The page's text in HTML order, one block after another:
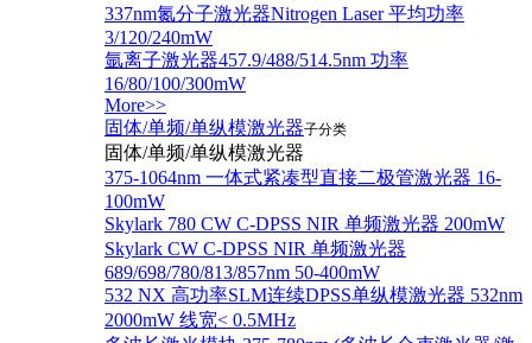
337nm氮分子激光器Nitrogen Laser 平均功率
3/120/240mW
氩离子激光器457.9/488/514.5nm 功率
16/80/100/300mW
More>>
固体/单频/单纵模激光器子分类
固体/单频/单纵模激光器
375-1064nm 一体式紧凑型直接二极管激光器 16-
100mW
Skylark 780 CW C-DPSS NIR 单频激光器 200mW
Skylark CW C-DPSS NIR 单频激光器
689/698/780/813/857nm 50-400mW
532 NX 高功率SLM连续DPSS单纵模激光器 532nm
2000mW 线宽< 0.5MHz